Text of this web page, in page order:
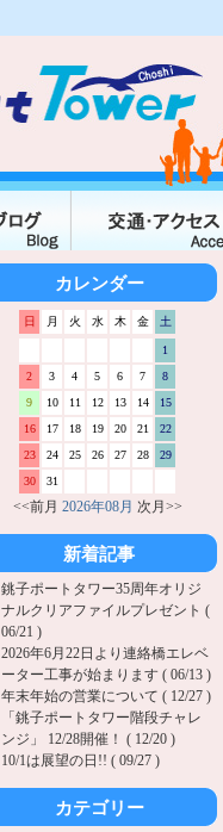
カレンダー
日 月 火 水 木 金 土
1
2
3 4 5 6 7
8
9
10 11 12 13 14
15
16
17 18 19 20 21
22
23
24 25 26 27 28
29
30
31
<<前月 2026年08月 次月>>
新着記事
銚子ポートタワー35周年オリジ
ナルクリアファイルプレゼント (
06/21 )
2026年6月22日より連絡橋エレベ
ーター工事が始まります ( 06/13 )
年末年始の営業について ( 12/27 )
「銚子ポートタワー階段チャレ
ンジ」 12/28開催！ ( 12/20 )
10/1は展望の日!! ( 09/27 )
カテゴリー